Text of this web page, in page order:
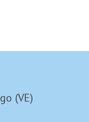
(VE)